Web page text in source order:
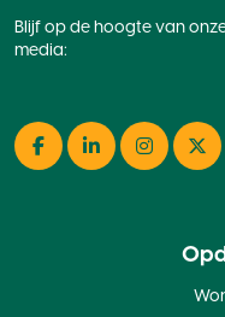
Blijf op de hoogte van
media:
Facebook
LinkedInInstagram